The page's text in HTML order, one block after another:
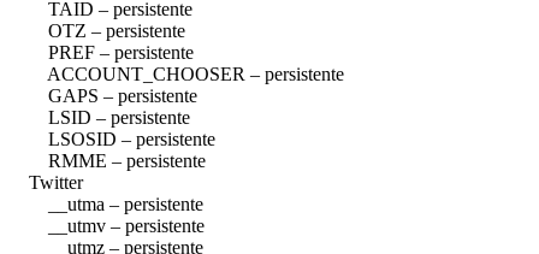
TAID – persistente
OTZ – persistente
PREF – persistente
ACCOUNT_CHOOSER – persistente
GAPS – persistente
LSID – persistente
LSOSID – persistente
RMME – persistente
Twitter
__utma – persistente
__utmv – persistente
__utmz – persistente